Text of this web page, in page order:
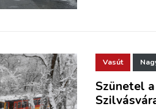
Vasút
Szünetel